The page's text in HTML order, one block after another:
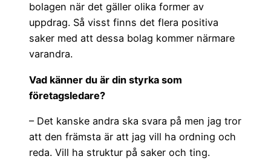
bolagen när det gäller olika former av
uppdrag. Så visst finns det flera positiva
saker med att dessa bolag kommer närmare
varandra.
Vad känner du är din styrka som
företagsledare?
– Det kanske andra ska svara på men jag tror
att den främsta är att jag vill ha ordning och
reda. Vill ha struktur på saker och ting.